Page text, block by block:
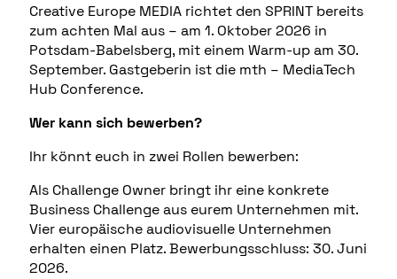
Creative Europe MEDIA richtet den SPRINT bereits
zum achten Mal aus – am 1. Oktober 2026 in
Potsdam-Babelsberg, mit einem Warm-up am 30.
September. Gastgeberin ist die mth – MediaTech
Hub Conference.
Wer kann sich bewerben?
Ihr könnt euch in zwei Rollen bewerben:
Als Challenge Owner bringt ihr eine konkrete
Business Challenge aus eurem Unternehmen mit.
Vier europäische audiovisuelle Unternehmen
erhalten einen Platz. Bewerbungsschluss: 30. Juni
2026.